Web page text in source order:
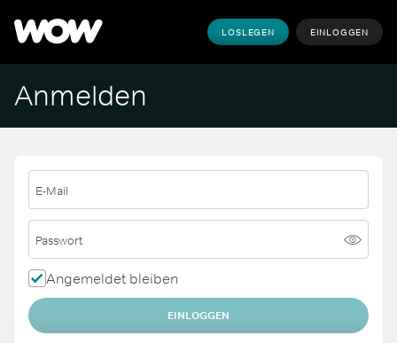
LOSLEGEN EINLOGGEN
Anmelden
E-Mail
Passwort
Angemeldet bleiben
EINLOGGEN